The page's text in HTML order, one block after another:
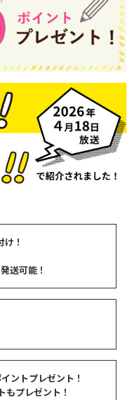
！
送可能！
ントプレゼント！
もプレゼント！